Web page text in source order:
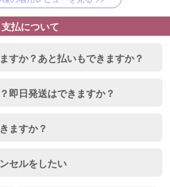
払について
すか？あと払いもできますか？
即日発送はできますか？
ますか？
セルをしたい